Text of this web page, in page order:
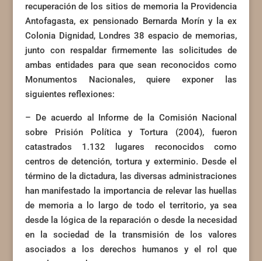
recuperación de los sitios de memoria la Providencia
Antofagasta, ex pensionado Bernarda Morín y la ex
Colonia Dignidad, Londres 38 espacio de memorias,
junto con respaldar firmemente las solicitudes de
ambas entidades para que sean reconocidos como
Monumentos Nacionales, quiere exponer las
siguientes reflexiones:
– De acuerdo al Informe de la Comisión Nacional
sobre Prisión Política y Tortura (2004), fueron
catastrados 1.132 lugares reconocidos como
centros de detención, tortura y exterminio. Desde el
término de la dictadura, las diversas administraciones
han manifestado la importancia de relevar las huellas
de memoria a lo largo de todo el territorio, ya sea
desde la lógica de la reparación o desde la necesidad
en la sociedad de la transmisión de los valores
asociados a los derechos humanos y el rol que